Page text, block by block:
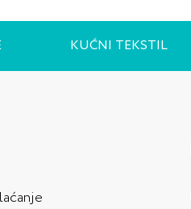
KUĆNI TEKSTIL